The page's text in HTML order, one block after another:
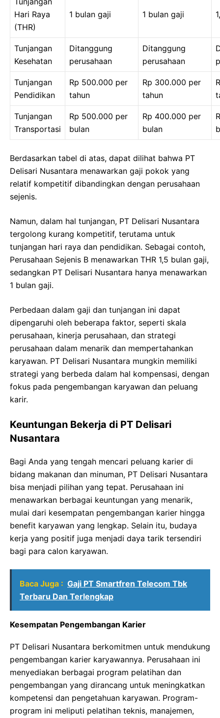
Hari Raya
(THR)
1 bulan gaji 1 bulan gaji
Tunjangan
Kesehatan
Ditanggung
perusahaan
Ditanggung
perusahaan
Tunjangan
Pendidikan
Rp 500.000 per
tahun
Rp 300.000 per
tahun
Tunjangan
Transportasi
Rp 500.000 per
bulan
Rp 400.000 per
bulan
Berdasarkan tabel di atas, dapat dilihat bahwa PT
Delisari Nusantara menawarkan gaji pokok yang
relatif kompetitif dibandingkan dengan perusahaan
sejenis.
Namun, dalam hal tunjangan, PT Delisari Nusantara
tergolong kurang kompetitif, terutama untuk
tunjangan hari raya dan pendidikan. Sebagai contoh,
Perusahaan Sejenis B menawarkan THR 1,5 bulan gaji,
sedangkan PT Delisari Nusantara hanya menawarkan
1 bulan gaji.
Perbedaan dalam gaji dan tunjangan ini dapat
dipengaruhi oleh beberapa faktor, seperti skala
perusahaan, kinerja perusahaan, dan strategi
perusahaan dalam menarik dan mempertahankan
karyawan. PT Delisari Nusantara mungkin memiliki
strategi yang berbeda dalam hal kompensasi, dengan
fokus pada pengembangan karyawan dan peluang
karir.
Keuntungan Bekerja di PT Delisari
Nusantara
Bagi Anda yang tengah mencari peluang karier di
bidang makanan dan minuman, PT Delisari Nusantara
bisa menjadi pilihan yang tepat. Perusahaan ini
menawarkan berbagai keuntungan yang menarik,
mulai dari kesempatan pengembangan karier hingga
benefit karyawan yang lengkap. Selain itu, budaya
kerja yang positif juga menjadi daya tarik tersendiri
bagi para calon karyawan.
Baca Juga : Gaji PT Smartfren Telecom Tbk
Terbaru Dan Terlengkap
Kesempatan Pengembangan Karier
PT Delisari Nusantara berkomitmen untuk mendukung
pengembangan karier karyawannya. Perusahaan ini
menyediakan berbagai program pelatihan dan
pengembangan yang dirancang untuk meningkatkan
kompetensi dan pengetahuan karyawan. Program-
program ini meliputi pelatihan teknis, manajemen,